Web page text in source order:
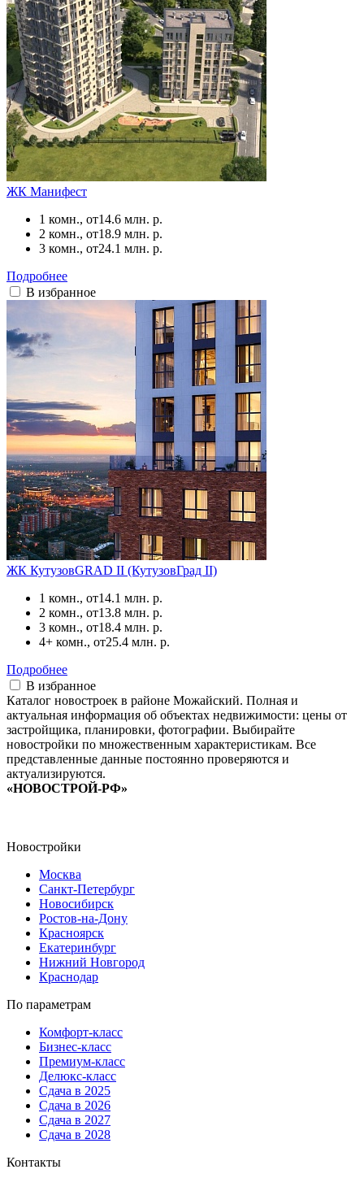
ЖК Манифест
1 комн., от14.6 млн. р.
2 комн., от18.9 млн. р.
3 комн., от24.1 млн. р.
Подробнее
В избранное
ЖК КутузовGRAD II (КутузовГрад II)
1 комн., от14.1 млн. р.
2 комн., от13.8 млн. р.
3 комн., от18.4 млн. р.
4+ комн., от25.4 млн. р.
Подробнее
В избранное
Каталог новостроек в районе Можайский. Полная и
актуальная информация об объектах недвижимости: цены от
застройщика, планировки, фотографии. Выбирайте
новостройки по множественным характеристикам. Все
представленные данные постоянно проверяются и
актуализируются.
«НОВОСТРОЙ-РФ»
Новостройки
Москва
Санкт-Петербург
Новосибирск
Ростов-на-Дону
Красноярск
Екатеринбург
Нижний Новгород
Краснодар
По параметрам
Комфорт-класс
Бизнес-класс
Премиум-класс
Делюкс-класс
Сдача в 2025
Сдача в 2026
Сдача в 2027
Сдача в 2028
Контакты